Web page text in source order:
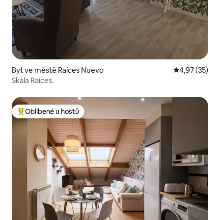
Byt ve městě Raíces Nuevo Průměrné
4,97 (35)
Skála Raíces.
Nejlepší v kategorii Oblíbené u hostů
Oblíbené u hostů